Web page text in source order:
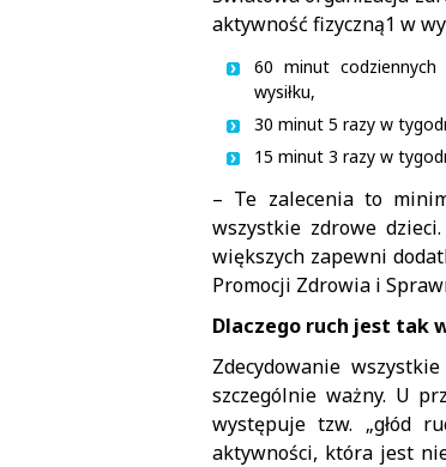
aktywność fizyczną1 w
60 minut
wysiłku,
30 minut 5 razy w
15 minut 3 razy w
– Te zalecenia to
wszystkie zdrowe
większych zapewni
Promocji Zdrowia i
Dlaczego ruch jest tak
Zdecydowanie
szczególnie ważny. U
występuje tzw. „głód
aktywności, która jest